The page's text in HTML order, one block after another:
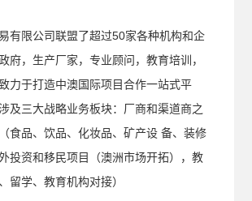
有限公司联盟了超过50家各种机构和企
府，生产厂家，专业顾问，教育培训，
力于打造中澳国际项目合作一站式平
及三大战略业务板块：厂商和渠道商之
食品、饮品、化妆品、矿产设 备、装修
投资和移民项目（澳洲市场开拓），教
留学、教育机构对接）